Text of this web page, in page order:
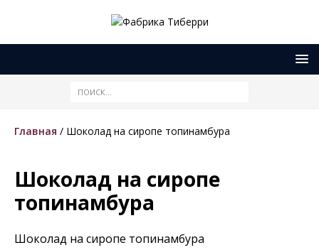
Главная / Шоколад на сиропе топинамбура
Шоколад на сиропе
топинамбура
Шоколад на сиропе топинамбура